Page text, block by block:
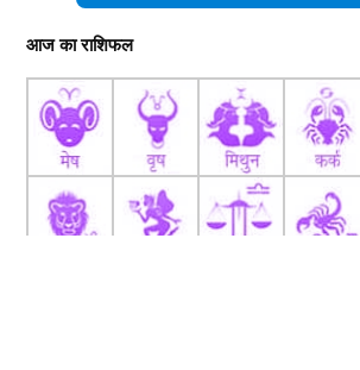
आज का राशिफल